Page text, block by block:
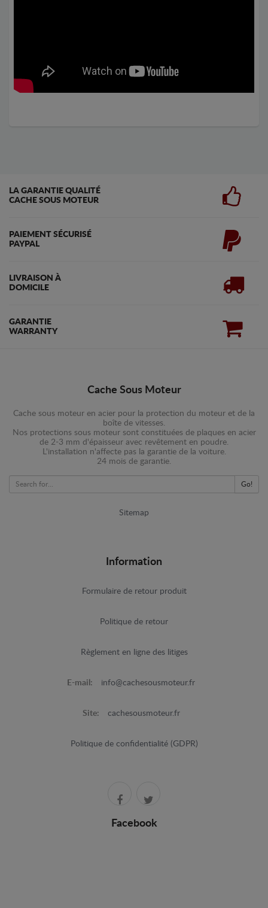
LA GARANTIE QUALITÉ
CACHE SOUS MOTEUR
PAIEMENT SÉCURISÉ
PAYPAL
LIVRAISON À
DOMICILE
GARANTIE
WARRANTY
Cache Sous Moteur
Cache sous moteur en acier pour la protection du moteur et de la
boîte de vitesses.
Nos protections sous moteur sont constituées de plaques en acier
de 2-3 mm d'épaisseur avec revêtement en poudre.
L'installation n'affecte pas la garantie de la voiture.
24 mois de garantie.
Go!
Sitemap
Information
Formulaire de retour produit
Politique de retour
Règlement en ligne des litiges
E-mail: info@cachesousmoteur.fr
Site: cachesousmoteur.fr
Politique de confidentialité (GDPR)
Facebook